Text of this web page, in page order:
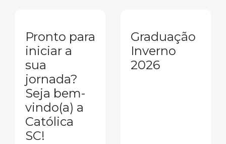
Pronto para
iniciar a
sua
jornada?
Seja bem-
vindo(a) a
Católica
SC!
Graduação
Inverno
2026